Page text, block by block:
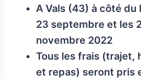
A Vals (43) à côté du
23 septembre et les
novembre 2022
Tous les frais (trajet,
et repas) seront pris